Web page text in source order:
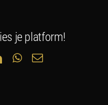
je platform!
LinkedInWhatsApp
E-